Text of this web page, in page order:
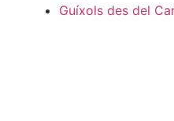
Guíxols des del